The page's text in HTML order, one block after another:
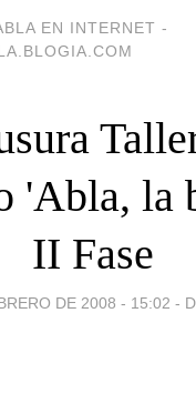
EN INTERNET -
'Abla, la
II Fase
DE 2008 - 15:02 -